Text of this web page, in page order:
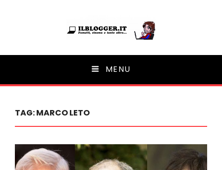
Ilblogger.it
Il portalino di blog | MENU
TAG:MARCO LETO